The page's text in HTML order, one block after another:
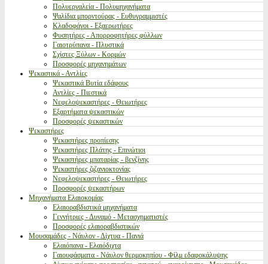
Πολυεργαλεία - Πολυμηχανήματα
Ψαλίδια μπορντούρας - Ευθυγραμμιστές
Κλαδοφάγοι - Εξαερωτήρες
Φυσητήρες - Απορροφητήρες φύλλων
Γαιοτρύπανα - Πλυστικά
Σχίστες Ξύλων - Κορμών
Προσφορές μηχανημάτων
Ψεκαστικά - Αντλίες
Ψεκαστικά Βυτία εδάφους
Αντλίες - Πιεστικά
Νεφελοψεκαστήρες - Θειωτήρες
Εξαρτήματα ψεκαστικών
Προσφορές ψεκαστικών
Ψεκαστήρες
Ψεκαστήρες προπίεσης
Ψεκαστήρες Πλάτης - Επινώτιοι
Ψεκαστήρες μπαταρίας - βενζίνης
Ψεκαστήρες ζιζανιοκτονίας
Νεφελοψεκαστήρες - Θειωτήρες
Προσφορές ψεκαστήρων
Μηχανήματα Ελαιοκομίας
Ελαιοραβδιστικά μηχανήματα
Γεννήτριες - Δυναμό - Μετασχηματιστές
Προσφορές ελαιοραβδιστικών
Μουσαμάδες - Νάυλον - Δίχτυα - Πανιά
Ελαιόπανα - Ελαιόδιχτα
Γαιουφάσματα - Νάυλον θερμοκηπίου - Φίλμ εδαφοκάλυψης